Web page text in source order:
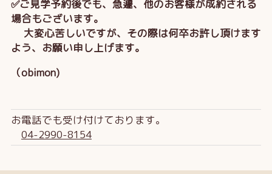
✅ご見学予約後でも、急遽、他のお客様が成約される
場合もございます。
大変心苦しいですが、その際は何卒お許し頂けます
よう、お願い申し上げます。
（obimon)
お電話でも受け付けております。
04-2990-8154